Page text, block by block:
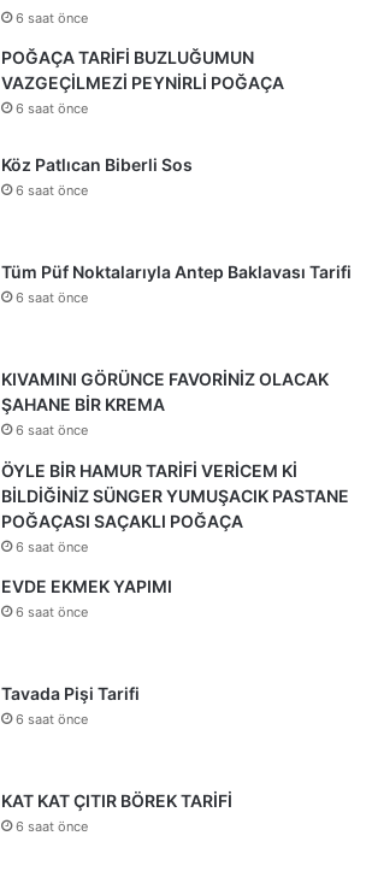
6 saat önce
POĞAÇA TARİFİ BUZLUĞUMUN
VAZGEÇİLMEZİ PEYNİRLİ POĞAÇA
6 saat önce
Köz Patlıcan Biberli Sos
6 saat önce
Tüm Püf Noktalarıyla Antep Baklavası Tarifi
6 saat önce
KIVAMINI GÖRÜNCE FAVORİNİZ OLACAK
ŞAHANE BİR KREMA
6 saat önce
ÖYLE BİR HAMUR TARİFİ VERİCEM Kİ
BİLDİĞİNİZ SÜNGER YUMUŞACIK PASTANE
POĞAÇASI SAÇAKLI POĞAÇA
6 saat önce
EVDE EKMEK YAPIMI
6 saat önce
Tavada Pişi Tarifi
6 saat önce
KAT KAT ÇITIR BÖREK TARİFİ
6 saat önce